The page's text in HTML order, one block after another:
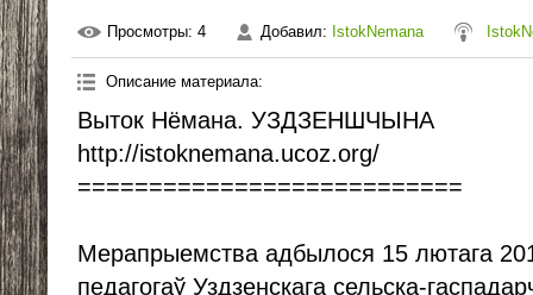
Просмотры: 4 Добавил: IstokNemana
Описание материала:
Выток Нёмана. УЗДЗЕНШЧЫНА
http://istoknemana.ucoz.org/
===========================
Мерапрыемства адбылося 15 лютага
педагогаў Уздзенскага сельска-